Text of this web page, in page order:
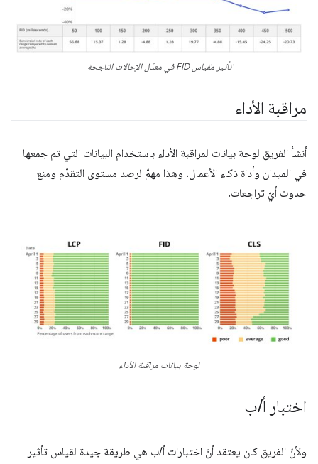
تأثير مقياس FID في معدّل الإحالات الناجحة
مراقبة الأداء
أنشأ الفريق لوحة بيانات لمراقبة الأداء باستخدام البيانات التي تم جمعها
في الميدان وأداة ذكاء الأعمال. وهذا مهمّ لرصد مستوى التقدّم ومنع
حدوث أيّ تراجعات.
لوحة بيانات مراقبة الأداء
اختبار أ/ب
ولأنّ الفريق كان يعتقد أنّ اختبارات أ/ب هي طريقة جيدة لقياس تأثير